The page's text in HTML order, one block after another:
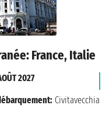
France, Italie
2027
Civitavecchia